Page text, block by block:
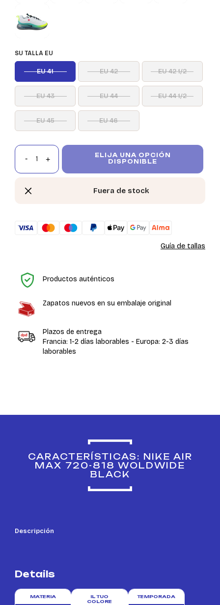
SU TALLA EU
EU 41 EU 42 EU 42 1/2
EU 43 EU 44 EU 44 1/2
EU 45 EU 46
ELIJA UNA OPCIÓN
DISPONIBLE
Fuera de stock
Guía de tallas
Productos auténticos
Zapatos nuevos en su embalaje original
Plazos de entrega
Francia: 1-2 días laborables - Europa: 2-3 días
laborables
CARACTERÍSTICAS: NIKE AIR
MAX 720-818 WOLDWIDE
BLACK
Descripción
Details
MATERIA
IL TUO
COLORE
TEMPORADA